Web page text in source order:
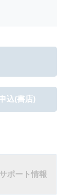
込(書店)
サポート情報